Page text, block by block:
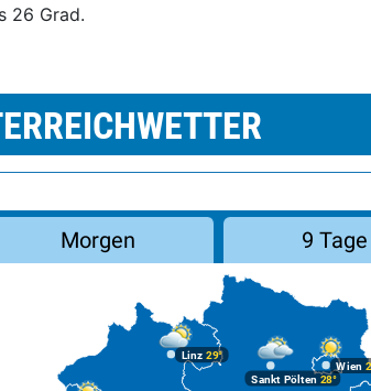
26 Grad.
Morgen 9 Tage
Linz 29°
Wien
Sankt Pölten 28°